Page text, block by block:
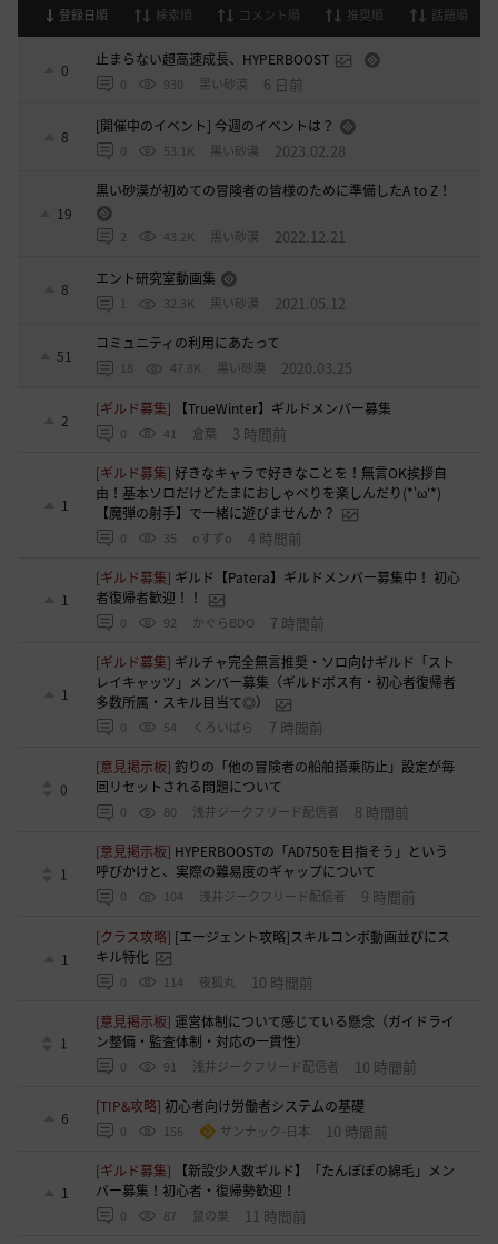
登録日順 検索順 コメント順 推奨順 話題順
0
止まらない超高速成長、HYPERBOOST
0 930 黒い砂漠 6 日前
8
[開催中のイベント] 今週のイベントは？
0 53.1K 黒い砂漠 2023.02.28
19
黒い砂漠が初めての冒険者の皆様のために準備したA to Z！
2 43.2K 黒い砂漠 2022.12.21
8
エント研究室動画集
1 32.3K 黒い砂漠 2021.05.12
51
コミュニティの利用にあたって
18 47.8K 黒い砂漠 2020.03.25
2
[ギルド募集] 【TrueWinter】ギルドメンバー募集
0 41 倉葉 3 時間前
1
[ギルド募集]好きなキャラで好きなことを！無言OK挨拶自
由！基本ソロだけどたまにおしゃべりを楽しんだり(*'ω'*)
【魔弾の射手】で一緒に遊びませんか？
0 35 oすずo 4 時間前
1
[ギルド募集] ギルド【Patera】ギルドメンバー募集中！ 初心
者復帰者歓迎！！
0 92 かぐらBDO 7 時間前
1
[ギルド募集] ギルチャ完全無言推奨・ソロ向けギルド「スト
レイキャッツ」メンバー募集（ギルドボス有・初心者復帰者
多数所属・スキル目当て◎）
0 54 くろいばら 7 時間前
0
[意見掲示板]釣りの「他の冒険者の船舶搭乗防止」設定が毎
回リセットされる問題について
0 80 浅井ジークフリード配信者 8 時間前
1
[意見掲示板] HYPERBOOSTの「AD750を目指そう」という
呼びかけと、実際の難易度のギャップについて
0 104 浅井ジークフリード配信者 9 時間前
1
[クラス攻略] [エージェント攻略]スキルコンボ動画並びにス
キル特化
0 114 夜狐丸 10 時間前
1
[意見掲示板]運営体制について感じている懸念（ガイドライ
ン整備・監査体制・対応の一貫性）
0 91 浅井ジークフリード配信者 10 時間前
6
[TIP&攻略]初心者向け労働者システムの基礎
0 156 ザンナック-日本 10 時間前
1
[ギルド募集]
【新設少人数ギルド】「たんぽぽの綿毛」メン
バー募集！初心者・復帰勢歓迎！
0 87 鼠の巣 11 時間前